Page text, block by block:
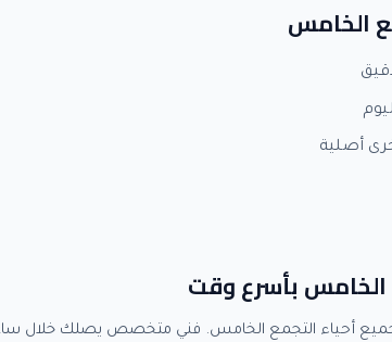
الخامس
أصلية
بأسرع وقت
أحياء التجمع الخامس. فني متخصص يصلك خلال